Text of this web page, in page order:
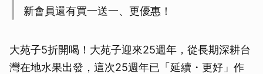
新會員還有買一送一、更優惠！
大苑子5折開喝！大苑子迎來25週年，從長期深耕台
灣在地水果出發，這次25週年已「延續・更好」作